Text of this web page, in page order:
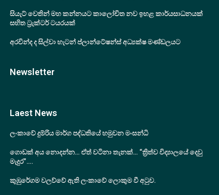
සියැට් වෙතින් මහ කන්නයට කාලෝචිත නව ඉහළ කාර්යසාධනයක්
සහිත ට්‍රැක්ටර් ටයරයක්
අරවින්ද ද සිල්වා හැටන් ප්ලාන්ටේෂන්ස් අධ්‍යක්ෂ මණ්ඩලයට
Newsletter
Laest News
ලංකාවේ දුම්රිය මාර්ග පද්ධතියේ හමුවන මංසන්ධි
ගොඩක් අය නොදන්න… ඒත් වටිනා තැනක්… “ත්‍රිත්ව විද්‍යාලයේ දෙවු
මැදුර”….
කුඹුරේගම වලව්වේ ඇති ලංකාවේ ලොකුම වී අටුව.